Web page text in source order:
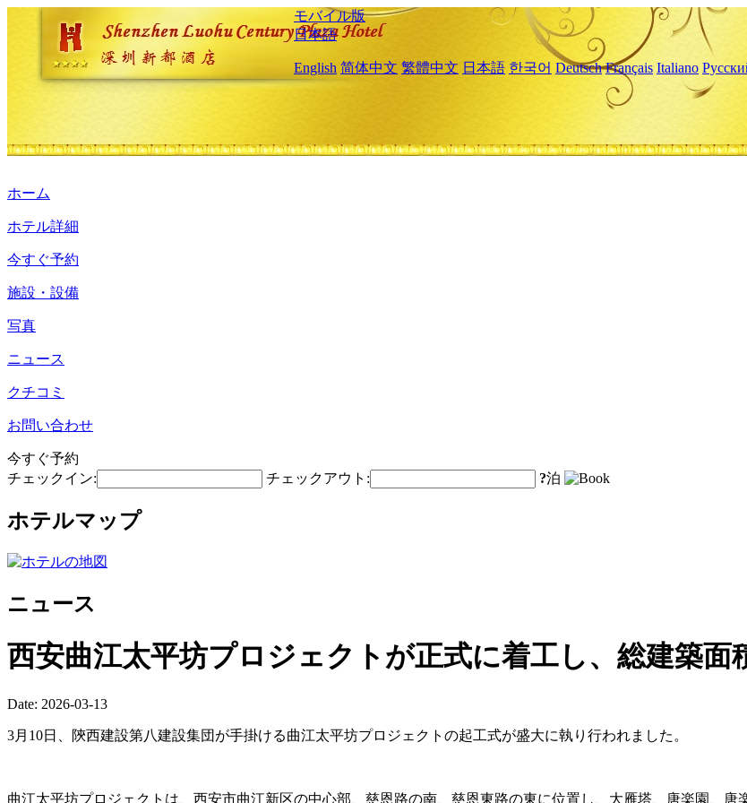
モバイル版
日本語
English 简体中文 繁體中文 日本語 한국어 Deutsch Français Italiano
ホーム
ホテル詳細
今すぐ予約
施設・設備
写真
ニュース
クチコミ
お問い合わせ
今すぐ予約
チェックイン:
チェックアウト: ?泊
ホテルマップ
ニュース
西安曲江太平坊プロジェクトが正式に着工し、総建築面
Date: 2026-03-13
3月10日、陝西建設第八建設集団が手掛ける曲江太平坊プロジェクトの起工式が盛大に執り行われました。
曲江太平坊プロジェクトは、西安市曲江新区の中心部、慈恩路の南、慈恩東路の東に位置し、大雁塔、唐楽園、